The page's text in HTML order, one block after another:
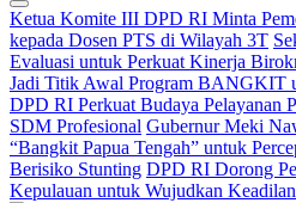
Ketua Komite III DPD RI Minta
kepada Dosen PTS di Wilayah 3T
Evaluasi untuk Perkuat Kinerja
Jadi Titik Awal Program BANGKIT
DPD RI Perkuat Budaya Pelayanan
SDM Profesional Gubernur Meki
“Bangkit Papua Tengah” untuk
Berisiko Stunting DPD RI Dorong
Kepulauan untuk Wujudkan